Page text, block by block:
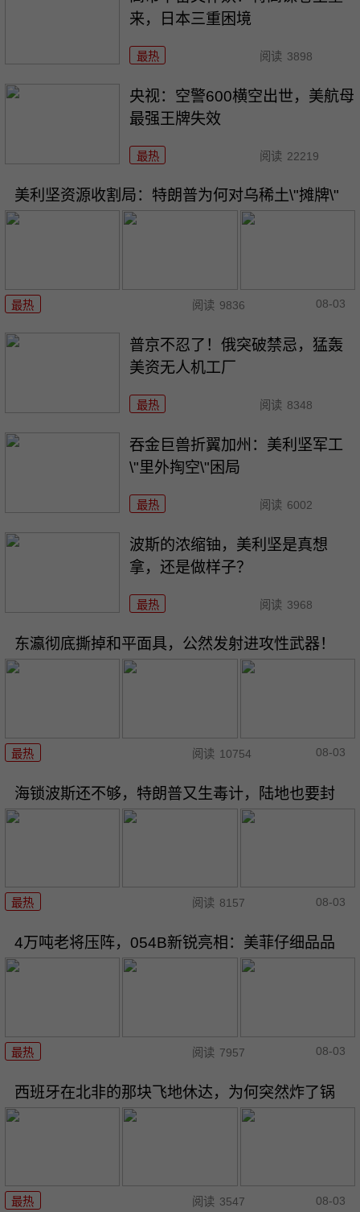
来，日本三重困境
最热 阅读 3898
央视：空警600横空出世，美航母
最强王牌失效
最热 阅读 22219
美利坚资源收割局：特朗普为何对乌稀土\"摊牌\"
最热 阅读 9836 08-03
普京不忍了！俄突破禁忌，猛轰
美资无人机工厂
最热 阅读 8348
吞金巨兽折翼加州：美利坚军工
\"里外掏空\"困局
最热 阅读 6002
波斯的浓缩铀，美利坚是真想
拿，还是做样子？
最热 阅读 3968
东瀛彻底撕掉和平面具，公然发射进攻性武器！
最热 阅读 10754 08-03
海锁波斯还不够，特朗普又生毒计，陆地也要封
最热 阅读 8157 08-03
4万吨老将压阵，054B新锐亮相：美菲仔细品品
最热 阅读 7957 08-03
西班牙在北非的那块飞地休达，为何突然炸了锅
最热 阅读 3547 08-03